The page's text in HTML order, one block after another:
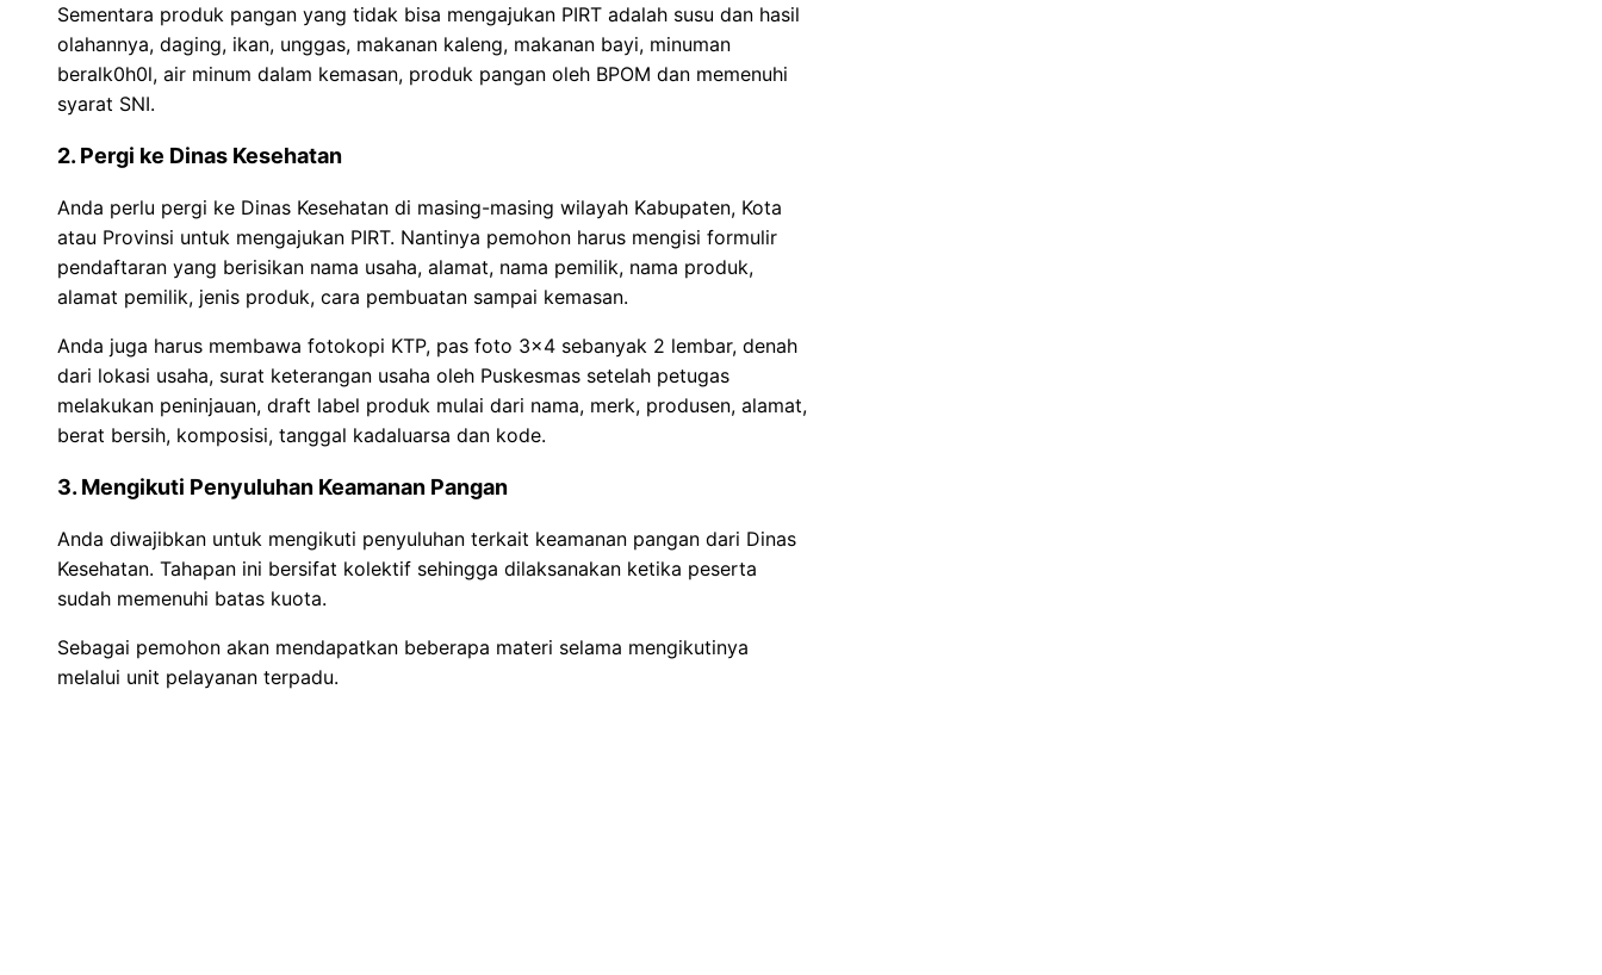
Sementara produk pangan yang tidak bisa mengajukan PIRT adalah susu dan hasil
olahannya, daging, ikan, unggas, makanan kaleng, makanan bayi, minuman
beralk0h0l, air minum dalam kemasan, produk pangan oleh BPOM dan memenuhi
syarat SNI.
2. Pergi ke Dinas Kesehatan
Anda perlu pergi ke Dinas Kesehatan di masing-masing wilayah Kabupaten, Kota
atau Provinsi untuk mengajukan PIRT. Nantinya pemohon harus mengisi formulir
pendaftaran yang berisikan nama usaha, alamat, nama pemilik, nama produk,
alamat pemilik, jenis produk, cara pembuatan sampai kemasan.
Anda juga harus membawa fotokopi KTP, pas foto 3×4 sebanyak 2 lembar, denah
dari lokasi usaha, surat keterangan usaha oleh Puskesmas setelah petugas
melakukan peninjauan, draft label produk mulai dari nama, merk, produsen, alamat,
berat bersih, komposisi, tanggal kadaluarsa dan kode.
3. Mengikuti Penyuluhan Keamanan Pangan
Anda diwajibkan untuk mengikuti penyuluhan terkait keamanan pangan dari Dinas
Kesehatan. Tahapan ini bersifat kolektif sehingga dilaksanakan ketika peserta
sudah memenuhi batas kuota.
Sebagai pemohon akan mendapatkan beberapa materi selama mengikutinya
melalui unit pelayanan terpadu.